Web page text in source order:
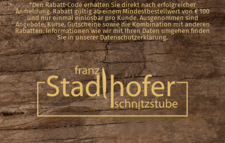
*Den Rabatt-Code erhalten Sie direkt nach erfolgreicher
Anmeldung. Rabatt gültig ab einem Mindestbestellwert von € 100
und nur einmal einlösbar pro Kunde. Ausgenommen sind
Angebote, Kurse, Gutscheine sowie die Kombination mit anderen
Rabatten. Informationen wie wir mit Ihren Daten umgehen finden
Sie in unserer Datenschutzerklärung.